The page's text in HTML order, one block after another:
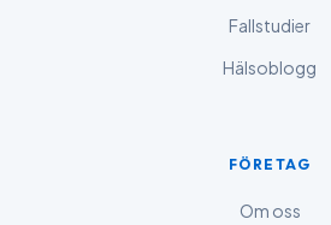
Fallstudier
Hälsoblogg
FÖRETAG
Om oss